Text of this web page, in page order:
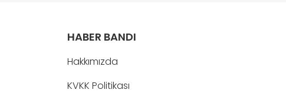
HABER BANDI
Hakkımızda
KVKK Politikası